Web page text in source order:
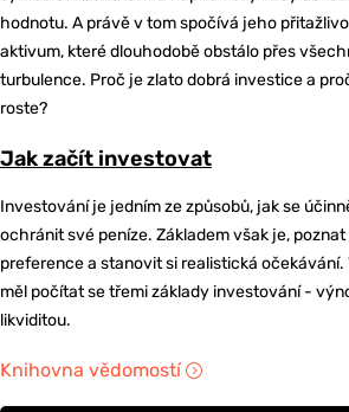
hodnotu. A právě v tom spočívá jeho
aktivum, které dlouhodobě obstálo přes
turbulence. Proč je zlato dobrá investice a
roste?
Jak začít investovat
Investování je jedním ze způsobů, jak se
ochránit své peníze. Základem však je,
preference a stanovit si realistická očekávání.
měl počítat se třemi základy investování -
likviditou.
Knihovna vědomostí